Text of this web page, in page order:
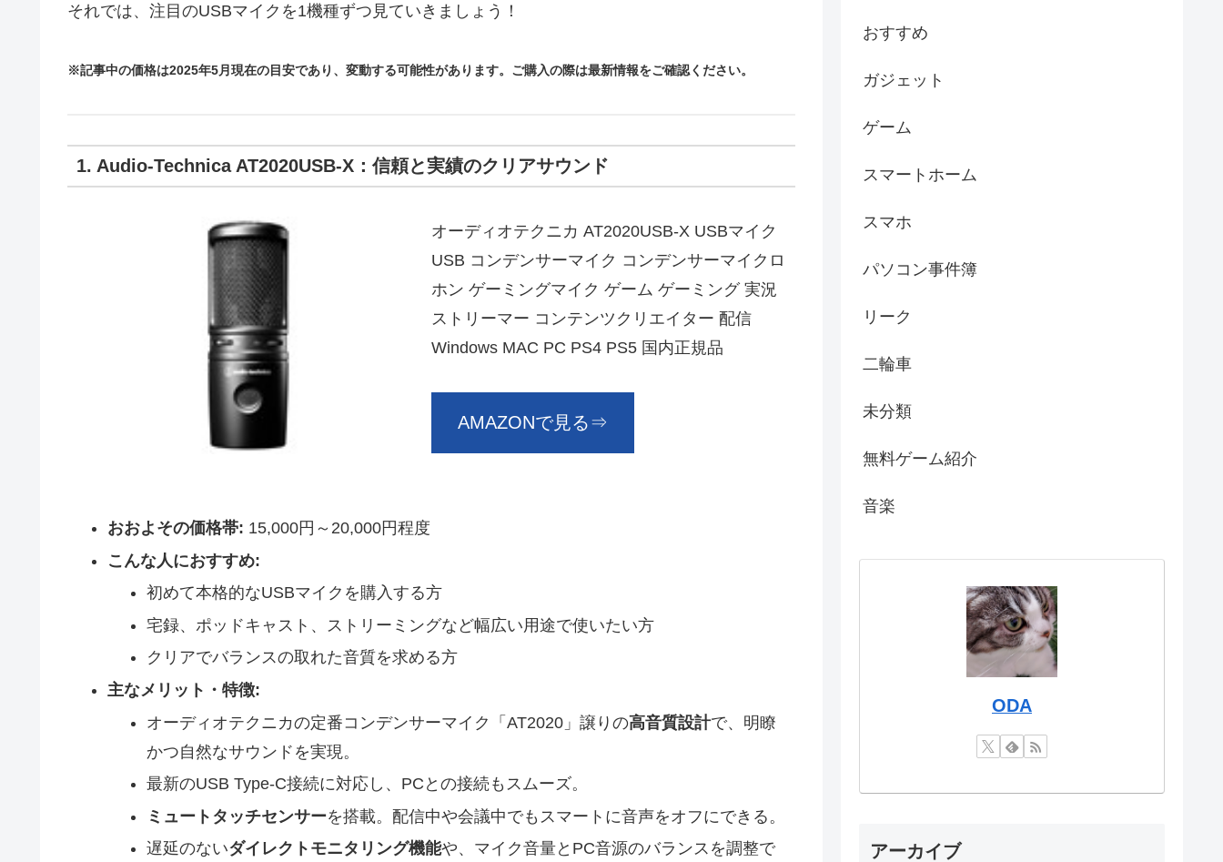
それでは、注目のUSBマイクを1機種ずつ見ていきましょう！
※記事中の価格は2025年5月現在の目安であり、変動する可能性があります。ご購入の際は最新情報をご確認ください。
1. Audio-Technica AT2020USB-X：信頼と実績のクリアサウンド
オーディオテクニカ AT2020USB-X USBマイク
USB コンデンサーマイク コンデンサーマイクロ
ホン ゲーミングマイク ゲーム ゲーミング 実況
ストリーマー コンテンツクリエイター 配信
Windows MAC PC PS4 PS5 国内正規品
AMAZONで見る⇒
おおよその価格帯: 15,000円～20,000円程度
こんな人におすすめ:
初めて本格的なUSBマイクを購入する方
宅録、ポッドキャスト、ストリーミングなど幅広い用途で使いたい方
クリアでバランスの取れた音質を求める方
主なメリット・特徴:
オーディオテクニカの定番コンデンサーマイク「AT2020」譲りの高音質設計で、明瞭
かつ自然なサウンドを実現。
最新のUSB Type-C接続に対応し、PCとの接続もスムーズ。
ミュートタッチセンサーを搭載。配信中や会議中でもスマートに音声をオフにできる。
遅延のないダイレクトモニタリング機能や、マイク音量とPC音源のバランスを調整で
おすすめ
ガジェット
ゲーム
スマートホーム
スマホ
パソコン事件簿
リーク
二輪車
未分類
無料ゲーム紹介
音楽
ODA
アーカイブ